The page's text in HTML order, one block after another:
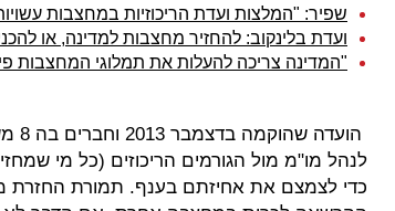
שפיר: "המלצות ועדת הריכוזיות במחצבות
ועדת בלינקוב: להחזיר מחצבות למדינה, או
"המדינה צריכה להעלות את תמלוגי המחצבות פי
לנהל מו"מ מול הגורמים הריכוזים (כל מי
כדי לצמצם את אחיזתם בענף. תמורת החזרת